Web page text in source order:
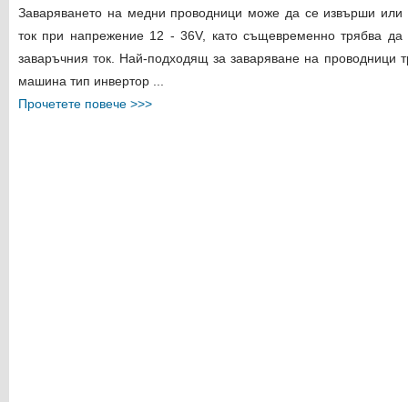
Заваряването на медни проводници може да се извърши или
ток при напрежение 12 - 36V, като същевременно трябва
заваръчния ток. Най-подходящ за заваряване на проводници
машина тип инвертор ...
Прочетете повече >>>